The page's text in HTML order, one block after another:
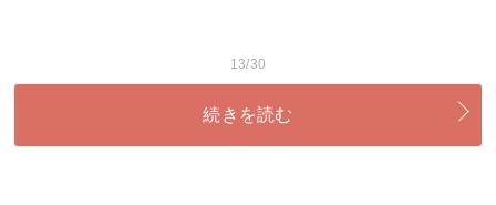
13/30
続きを読む